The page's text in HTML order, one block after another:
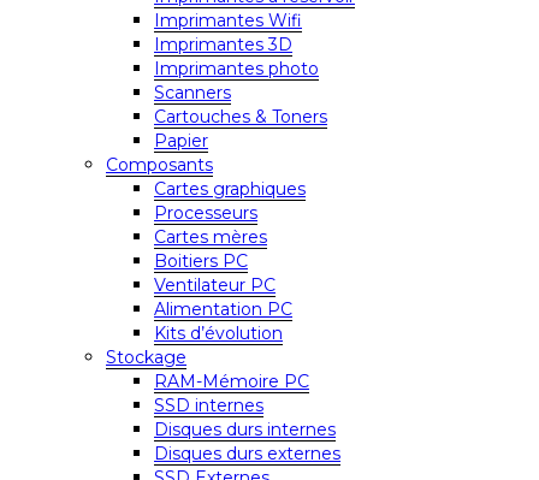
Imprimantes Wifi
Imprimantes 3D
Imprimantes photo
Scanners
Cartouches & Toners
Papier
Composants
Cartes graphiques
Processeurs
Cartes mères
Boitiers PC
Ventilateur PC
Alimentation PC
Kits d’évolution
Stockage
RAM-Mémoire PC
SSD internes
Disques durs internes
Disques durs externes